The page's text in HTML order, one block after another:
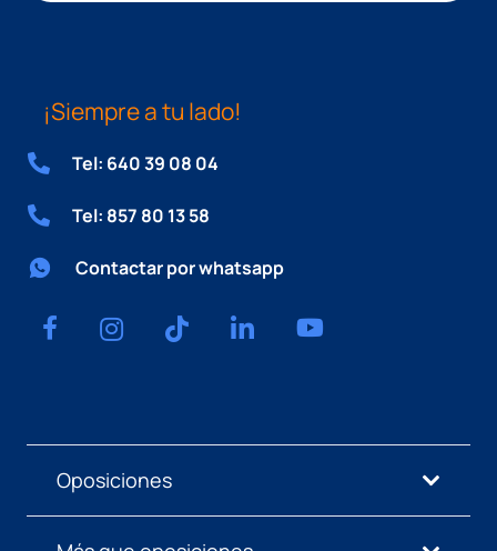
¡Siempre a tu lado!
Tel: 640 39 08 04
Tel: 857 80 13 58
Contactar por whatsapp
Oposiciones